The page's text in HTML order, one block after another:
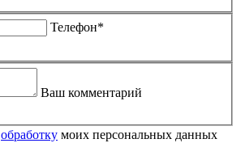
Телефон*
Ваш комментарий
обработку моих персональных данных